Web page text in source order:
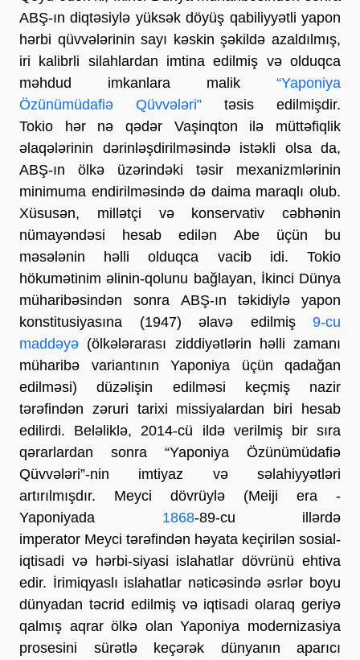
ABŞ-ın diqtəsiylə yüksək döyüş qabiliyyətli yapon
hərbi qüvvələrinin sayı kəskin şəkildə azaldılmış,
iri kalibrli silahlardan imtina edilmiş və olduqca
məhdud imkanlara malik “Yaponiya
Özünümüdafiə Qüvvələri” təsis edilmişdir.
Tokio hər nə qədər Vaşinqton ilə müttəfiqlik
əlaqələrinin dərinləşdirilməsində istəkli olsa da,
ABŞ-ın ölkə üzərindəki təsir mexanizmlərinin
minimuma endirilməsində də daima maraqlı olub.
Xüsusən, millətçi və konservativ cəbhənin
nümayəndəsi hesab edilən Abe üçün bu
məsələnin həlli olduqca vacib idi. Tokio
hökumətinim əlinin-qolunu bağlayan, İkinci Dünya
müharibəsindən sonra ABŞ-ın təkidiylə yapon
konstitusiyasına (1947) əlavə edilmiş 9-cu
maddəyə (ölkələrarası ziddiyətlərin həlli zamanı
müharibə variantının Yaponiya üçün qadağan
edilməsi) düzəlişin edilməsi keçmiş nazir
tərəfindən zəruri tarixi missiyalardan biri hesab
edilirdi. Beləliklə, 2014-cü ildə verilmiş bir sıra
qərarlardan sonra “Yaponiya Özünümüdafiə
Qüvvələri”-nin imtiyaz və səlahiyyətləri
artırılmışdır. Meyci dövrüylə (Meiji era -
Yaponiyada 1868-89-cu illərdə
imperator Meyci tərəfindən həyata keçirilən sosial-
iqtisadi və hərbi-siyasi islahatlar dövrünü ehtiva
edir. İrimiqyaslı islahatlar nəticəsində əsrlər boyu
dünyadan təcrid edilmiş və iqtisadi olaraq geriyə
qalmış aqrar ölkə olan Yaponiya modernizasiya
prosesini sürətlə keçərək dünyanın aparıcı